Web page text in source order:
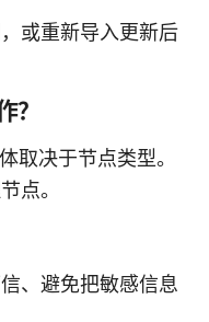
或重新导入更新后
？
取决于节点类型。
点。
、避免把敏感信息